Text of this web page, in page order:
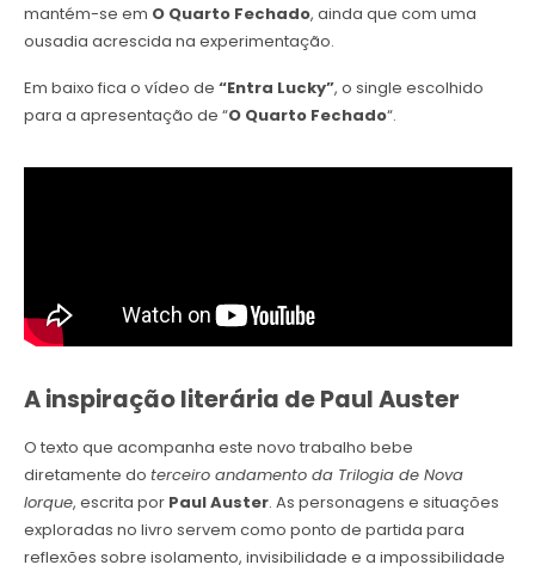
mantém-se em O Quarto Fechado, ainda que com uma
ousadia acrescida na experimentação.
Em baixo fica o vídeo de “Entra Lucky”, o single escolhido
para a apresentação de “O Quarto Fechado“.
A inspiração literária de Paul Auster
O texto que acompanha este novo trabalho bebe
diretamente do terceiro andamento da Trilogia de Nova
Iorque, escrita por Paul Auster. As personagens e situações
exploradas no livro servem como ponto de partida para
reflexões sobre isolamento, invisibilidade e a impossibilidade